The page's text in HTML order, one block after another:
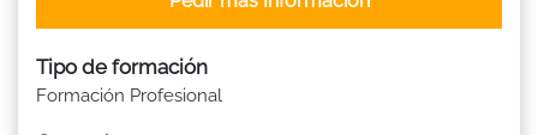
Tipo de formación
Formación Profesional